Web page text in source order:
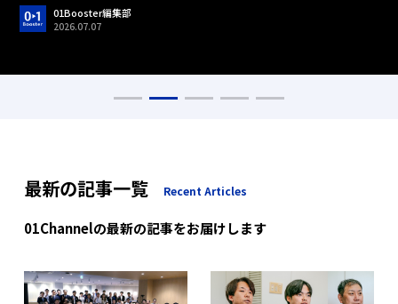
01Booster編集部
2026.05.01
01Booster編集部
2026.07.07
01Booster編集部
2026.05.13
01Booster編集部
2026.05.01
最新の記事一覧 Recent Articles
01Channelの最新の記事をお届けします